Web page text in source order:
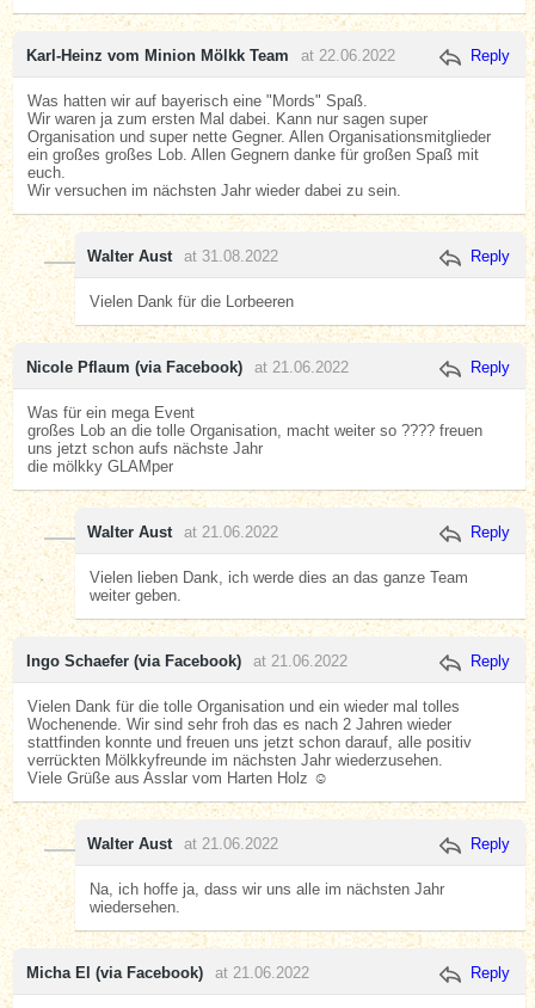
Karl-Heinz vom Minion Mölkk Team at 22.06.2022 Reply
Was hatten wir auf bayerisch eine "Mords" Spaß.
Wir waren ja zum ersten Mal dabei. Kann nur sagen super
Organisation und super nette Gegner. Allen Organisationsmitglieder
ein großes großes Lob. Allen Gegnern danke für großen Spaß mit
euch.
Wir versuchen im nächsten Jahr wieder dabei zu sein.
Walter Aust at 31.08.2022 Reply
Vielen Dank für die Lorbeeren
Nicole Pflaum (via Facebook) at 21.06.2022 Reply
Was für ein mega Event
großes Lob an die tolle Organisation, macht weiter so ???? freuen
uns jetzt schon aufs nächste Jahr
die mölkky GLAMper
Walter Aust at 21.06.2022 Reply
Vielen lieben Dank, ich werde dies an das ganze Team
weiter geben.
Ingo Schaefer (via Facebook) at 21.06.2022 Reply
Vielen Dank für die tolle Organisation und ein wieder mal tolles
Wochenende. Wir sind sehr froh das es nach 2 Jahren wieder
stattfinden konnte und freuen uns jetzt schon darauf, alle positiv
verrückten Mölkkyfreunde im nächsten Jahr wiederzusehen.
Viele Grüße aus Asslar vom Harten Holz ☺️
Walter Aust at 21.06.2022 Reply
Na, ich hoffe ja, dass wir uns alle im nächsten Jahr
wiedersehen.
Micha El (via Facebook) at 21.06.2022 Reply